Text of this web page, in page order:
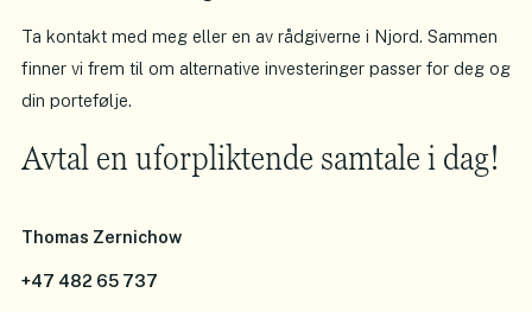
Ta kontakt med meg eller en av rådgiverne i Njord. Sammen
finner vi frem til om alternative investeringer passer for deg og
din portefølje.
Avtal en uforpliktende samtale i dag!
Thomas Zernichow
+47 482 65 737